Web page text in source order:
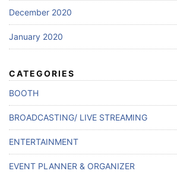
December 2020
January 2020
CATEGORIES
BOOTH
BROADCASTING/ LIVE STREAMING
ENTERTAINMENT
EVENT PLANNER & ORGANIZER